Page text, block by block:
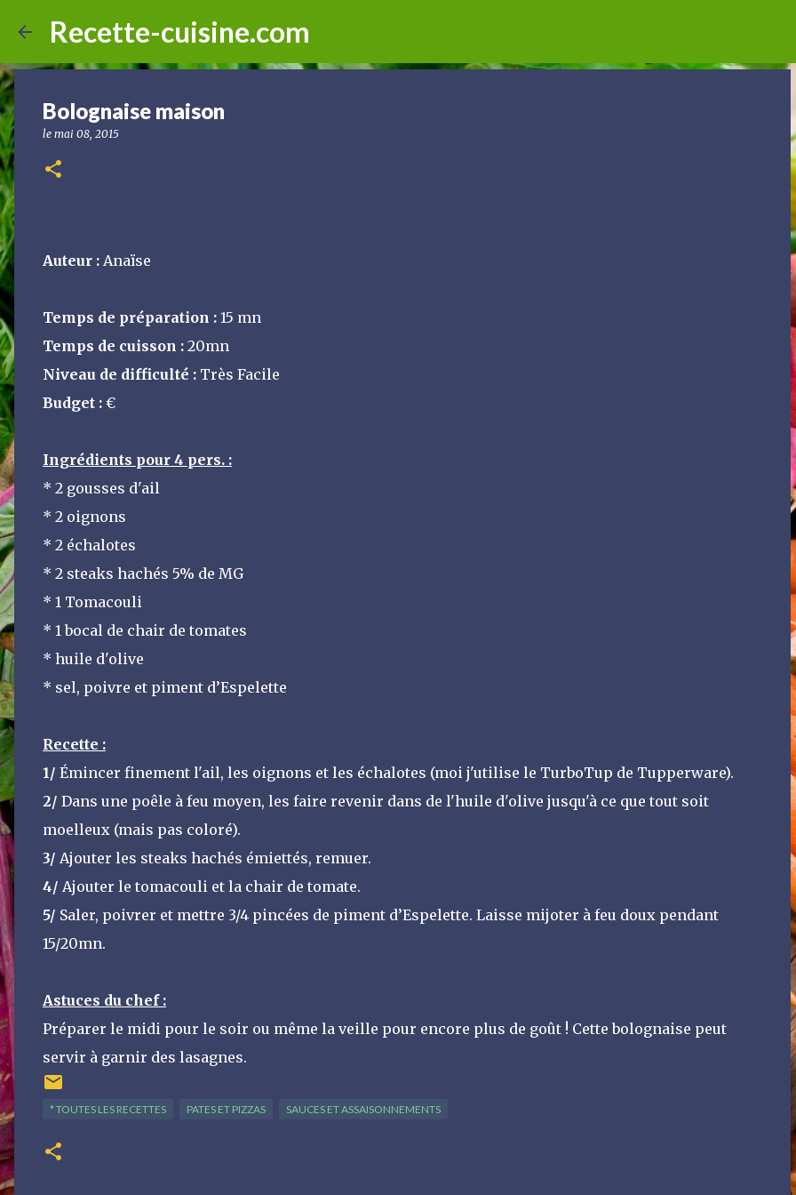
Recette-cuisine.com
Bolognaise maison
le mai 08, 2015
Auteur : Anaïse
Temps de préparation : 15 mn
Temps de cuisson : 20mn
Niveau de difficulté : Très Facile
Budget : €
Ingrédients pour 4 pers. :
* 2 gousses d'ail
* 2 oignons
* 2 échalotes
* 2 steaks hachés 5% de MG
* 1 Tomacouli
* 1 bocal de chair de tomates
* huile d'olive
* sel, poivre et piment d’Espelette
Recette :
1/ Émincer finement l'ail, les oignons et les échalotes (moi j'utilise le TurboTup de Tupperware).
2/ Dans une poêle à feu moyen, les faire revenir dans de l'huile d'olive jusqu'à ce que tout soit
moelleux (mais pas coloré).
3/ Ajouter les steaks hachés émiettés, remuer.
4/ Ajouter le tomacouli et la chair de tomate.
5/ Saler, poivrer et mettre 3/4 pincées de piment d’Espelette. Laisse mijoter à feu doux pendant
15/20mn.
Astuces du chef :
Préparer le midi pour le soir ou même la veille pour encore plus de goût ! Cette bolognaise peut
servir à garnir des lasagnes.
* TOUTES LES RECETTES PATES ET PIZZAS SAUCES ET ASSAISONNEMENTS